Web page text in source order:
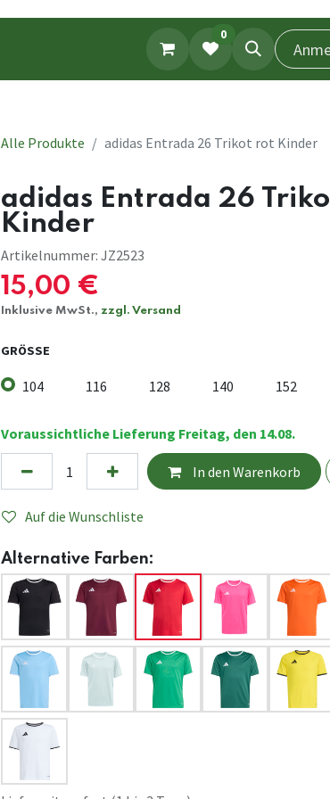
0
Alle Produkte adidas Entrada 26 Trikot rot Kinder
adidas Entrada 26
Kinder
Artikelnummer: JZ2523
15,00 €
Inklusive MwSt., zzgl. Versand
GRÖSSE
104 116 128 140 152
Voraussichtliche Lieferung Freitag, den 14.08.
In den Warenkorb
Auf die Wunschliste
Alternative Farben: